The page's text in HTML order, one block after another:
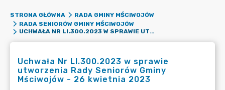
STRONA GŁÓWNA
RADA GMINY MŚCIWOJÓW
RADA SENIORÓW GMINY MŚCIWOJÓW
UCHWAŁA NR LI.300.2023 W SPRAWIE UTWORZENIA RADY SENIORÓW GMINY MŚCIWOJÓW - 26 KWIETNIA 2023
Uchwała Nr LI.300.2023 w sprawie
utworzenia Rady Seniorów Gminy
Mściwojów - 26 kwietnia 2023